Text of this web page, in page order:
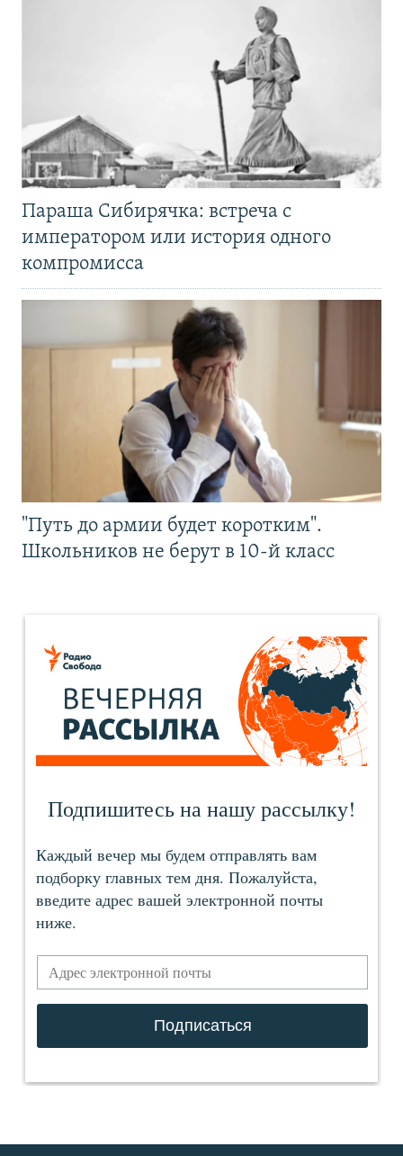
Параша Сибирячка: встреча с
императором или история одного
компромисса
"Путь до армии будет коротким".
Школьников не берут в 10-й класс